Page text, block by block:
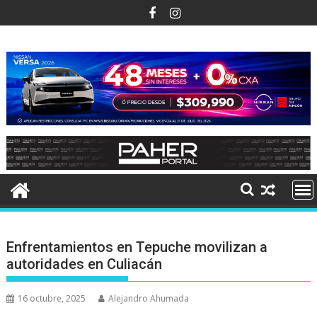
al
Enfrentamientos en Tepuche movilizan a
autoridades en Culiacán
16 octubre, 2025 Alejandro Ahumada